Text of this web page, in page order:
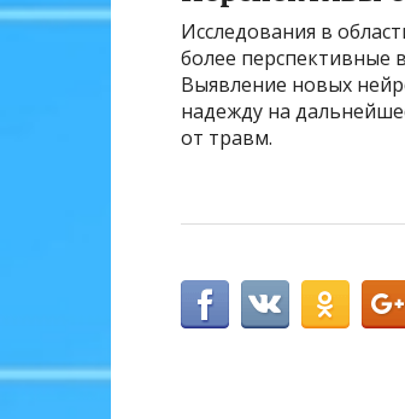
Исследования в
более перспективные
Выявление новых
надежду на
от травм.